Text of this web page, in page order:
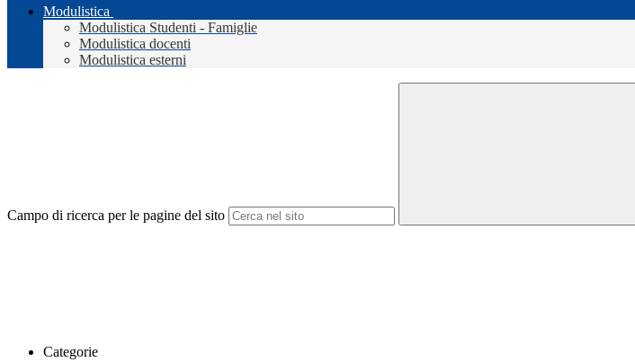
Modulistica
Modulistica Studenti - Famiglie
Modulistica docenti
Modulistica esterni
Campo di ricerca per le pagine del sito
Categorie